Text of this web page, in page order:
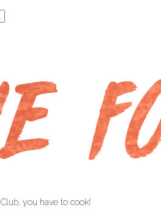
you have to cook!